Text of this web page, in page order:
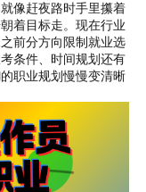
像赶夜路时手里攥着
着目标走。现在行业
前分方向限制就业选
条件、时间规划还有
职业规划慢慢变清晰